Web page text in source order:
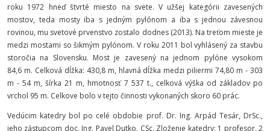
roku 1972 hneď štvrté miesto na svete. V užšej kategórii zavesených
mostov, teda mosty iba s jedným pylónom a iba s jednou závesnou
rovinou, mu svetové prvenstvo zostalo dodnes (2013). Na treťom mieste je
medzi mostami so šikmým pylónom. V roku 2011 bol vyhlásený za stavbu
storočia na Slovensku. Most je zavesený na jednom pylóne vysokom
84,6 m. Celková dĺžka: 430,8 m, hlavná dĺžka medzi piliermi 74,80 m - 303
m - 54 m, šírka 21 m, hmotnosť 7 537 t., celková výška od základov po
vrchol 95 m. Celkove bolo v tejto činnosti vykonaných skoro 60 prác.
Vedúcim katedry bol po celé obdobie prof. Dr. Ing. Arpád Tesár, DrSc.,
jeho zástupcom doc. Ing. Pavel Dutko, CSc. Zloženie katedry: 1 profesor, 2